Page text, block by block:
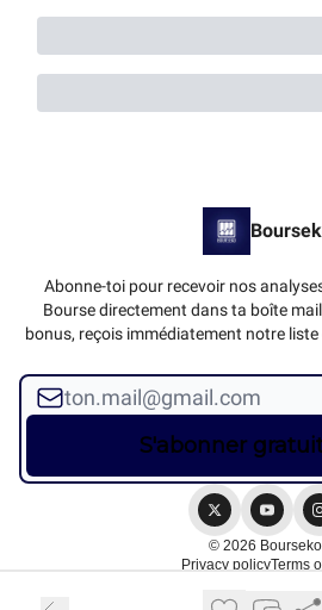
Abonne-toi pour recevoir nos
Bourse directement dans ta boîte
bonus, reçois immédiatement notre
© 2026
Privacy policyTerms
Powered by